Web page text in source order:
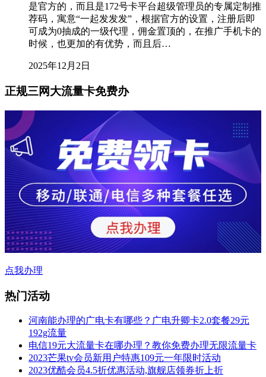
是官方的，而且是172号卡平台超级管理员的专属定制推
荐码，寓意“一起发发发”，根据官方的设置，注册后即
可成为0抽成的一级代理，佣金置顶的，在推广手机卡的
时候，也更加的有优势，而且后…
2025年12月2日
正规三网大流量卡免费办
点我办理
热门活动
河南能办理的广电卡有哪些？广电升卿卡2.0套餐29元
192g流量
电信19元大流量卡在哪办理？教你免费办理无限流量卡
2023芒果tv会员新用户特惠109元一年限时活动
2023优酷会员4.5折优惠活动,旗舰店领券折上折